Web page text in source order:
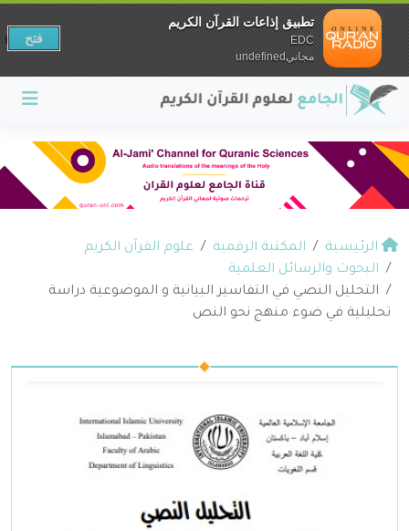
الرئيسية المكتبة الرقمية
علوم القرآن الكريم
البحوث والرسائل العلمية
التحليل النصي في التفاسير البيانية و الموضوعية دراسة
تحليلية في ضوء منهج نحو النص
تطبيق إذاعات القرآن الكريم
EDC
مجانيundefined
فتح